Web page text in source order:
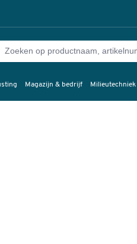
Magazijn & bedrijf Milieutechniek